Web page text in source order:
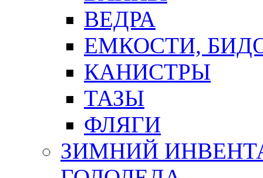
ВЕДРА
ЕМКОСТИ,
КАНИСТРЫ
ТАЗЫ
ФЛЯГИ
ЗИМНИЙ